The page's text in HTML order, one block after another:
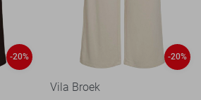
-20% -20%
Vila Broek